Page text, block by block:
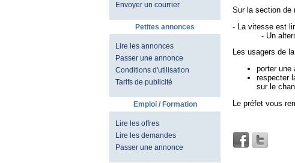
Envoyer un courrier
Petites annonces
Lire les annonces
Passer une annonce
Conditions d'utilisation
Tarifs de publicité
Emploi / Formation
Lire les offres
Lire les demandes
Passer une annonce
Sur la section de
- La vitesse est
- Un alternat
Les usagers de
porter une
respecter
sur le
Le préfet vous